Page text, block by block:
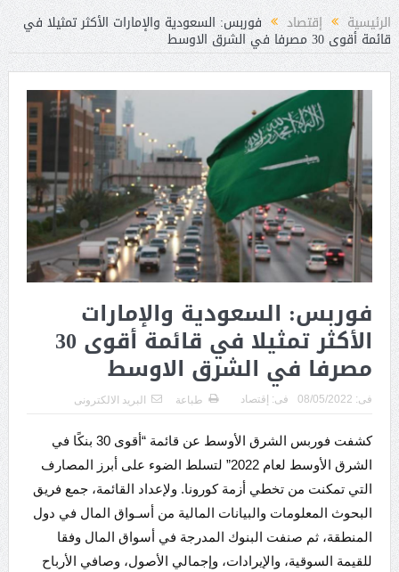
الرئيسية إقتصاد فوربس: السعودية والإمارات الأكثر تمثيلا في
قائمة أقوى 30 مصرفا في الشرق الاوسط
فوربس: السعودية والإمارات
الأكثر تمثيلا في قائمة أقوى 30
مصرفا في الشرق الاوسط
فى: 08/05/2022 فى: إقتصاد طباعة البريد الالكترونى
كشفت فوربس الشرق الأوسط عن قائمة “أقوى 30 بنكًا في
الشرق الأوسط لعام 2022” لتسلط الضوء على أبرز المصارف
التي تمكنت من تخطي أزمة كورونا. ولإعداد القائمة، جمع فريق
البحوث المعلومات والبيانات المالية من أسـواق المال في دول
المنطقة، ثم صنفت البنوك المدرجة في أسواق المال وفقا
للقيمة السوقية، والإيرادات، وإجمالي الأصول، وصافي الأرباح